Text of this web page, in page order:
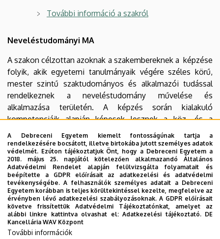
További információ a szakról
Neveléstudományi MA
A szakon célzottan azoknak a szakembereknek a képzése
folyik, akik egyetemi tanulmányaik végére széles körű,
mester szintű szaktudományos és alkalmazói tudással
rendelkeznek a neveléstudomány művelése és
alkalmazása területén. A képzés során kialakuló
kompetenciáik alapján képesek lesznek a köz- és a
felsőoktatásban, illetve az oktatásügyben kutatói és/vagy
alkalmazói feladatokat ellátni, részt vállalni a
rendszerszintű működtetés feladataiból, a kutatás és
fejlesztés terén feladatokat végezni, valamint hazai és
nemzetközi szakmai fórumokon a nevelésügy hazai
eredményeit kommunikálni.
A végzettek továbbléphetnek aNevelés- és
művelődéstudományi doktori program
A Debreceni Egyetem kiemelt fontosságúnak tartja a
rendelkezésére bocsátott, illetve birtokába jutott személyes adatok
védelmét. Ezúton tájékoztatjuk Önt, hogy a Debreceni Egyetem a
2018. május 25. napjától kötelezően alkalmazandó Általános
Adatvédelmi Rendelet alapján felülvizsgálta folyamatait és
beépítette a GDPR előírásait az adatkezelési és adatvédelmi
tevékenységébe. A felhasználók személyes adatait a Debreceni
Egyetem korábban is teljes körültekintéssel kezelte, megfelelve az
érvényben lévő adatkezelési szabályozásoknak. A GDPR előírásait
követve frissítettük Adatvédelmi Tájékoztatónkat, amelyet az
alábbi linkre kattintva olvashat el:Adatkezelési tájékoztató. DE
Kancellária WAV Központ
További információk